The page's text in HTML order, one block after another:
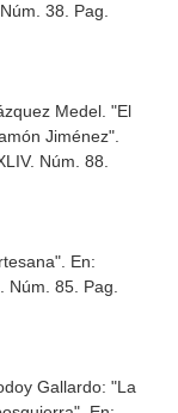
38. Pag.
Medel. "El
Jiménez".
Núm. 88.
En:
Núm. 85. Pag.
Gallardo: "La